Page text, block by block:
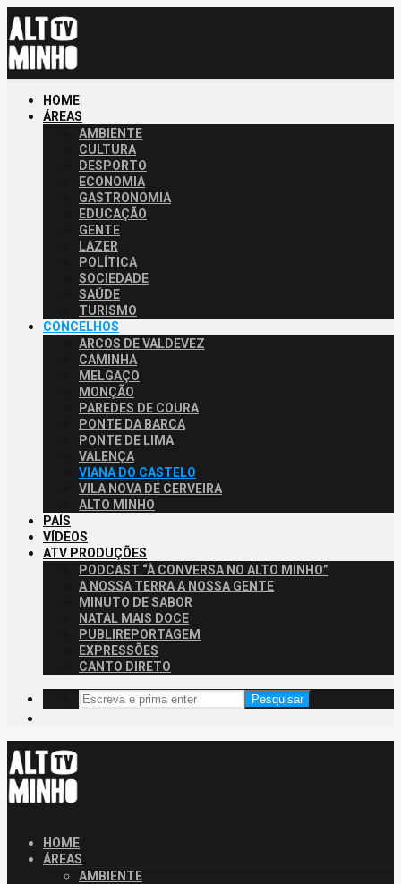
HOME
ÁREAS
AMBIENTE
CULTURA
DESPORTO
ECONOMIA
GASTRONOMIA
EDUCAÇÃO
GENTE
LAZER
POLÍTICA
SOCIEDADE
SAÚDE
TURISMO
CONCELHOS
ARCOS DE VALDEVEZ
CAMINHA
MELGAÇO
MONÇÃO
PAREDES DE COURA
PONTE DA BARCA
PONTE DE LIMA
VALENÇA
VIANA DO CASTELO
VILA NOVA DE CERVEIRA
ALTO MINHO
PAÍS
VÍDEOS
ATV PRODUÇÕES
PODCAST “À CONVERSA NO ALTO MINHO”
A NOSSA TERRA A NOSSA GENTE
MINUTO DE SABOR
NATAL MAIS DOCE
PUBLIREPORTAGEM
EXPRESSÕES
CANTO DIRETO
Pesquisar
HOME
ÁREAS
AMBIENTE